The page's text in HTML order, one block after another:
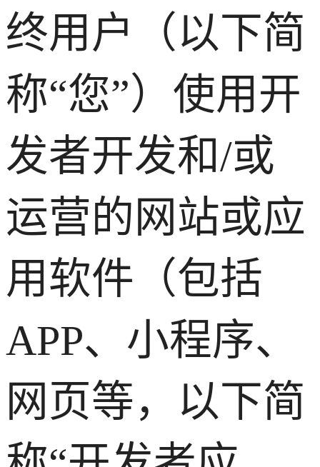
终用户（以下简
称“您”）使用开
发者开发和/或
运营的网站或应
用软件（包括
APP、小程序、
网页等，以下简